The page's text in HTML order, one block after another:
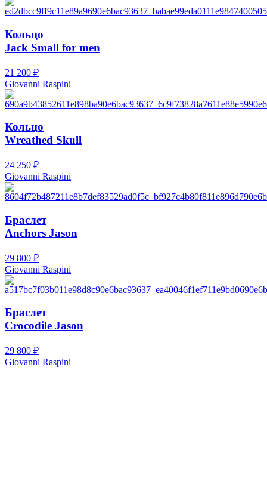
Кольцо
Jack Small for men
21 200 ₽
Giovanni Raspini
Кольцо
Wreathed Skull
24 250 ₽
Giovanni Raspini
Браслет
Anchors Jason
29 800 ₽
Giovanni Raspini
Браслет
Crocodile Jason
29 800 ₽
Giovanni Raspini